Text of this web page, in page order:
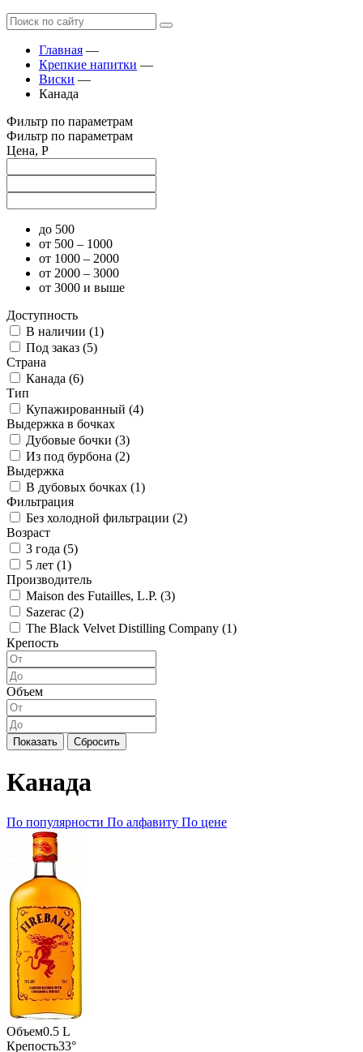
Главная —
Крепкие напитки —
Виски —
Канада
Фильтр по параметрам
Фильтр по параметрам
Цена, Р
до 500
от 500 – 1000
от 1000 – 2000
от 2000 – 3000
от 3000 и выше
Доступность
В наличии (1)
Под заказ (5)
Страна
Канада (6)
Тип
Купажированный (4)
Выдержка в бочках
Дубовые бочки (3)
Из под бурбона (2)
Выдержка
В дубовых бочках (1)
Фильтрация
Без холодной фильтрации (2)
Возраст
3 года (5)
5 лет (1)
Производитель
Maison des Futailles, L.P. (3)
Sazerac (2)
The Black Velvet Distilling Company (1)
Крепость
Объем
Показать Сбросить
Канада
По популярности По алфавиту По цене
Объем0.5 L
Крепость33°